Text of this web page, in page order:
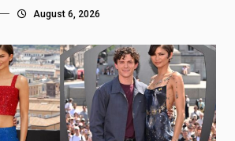
August 6, 2026